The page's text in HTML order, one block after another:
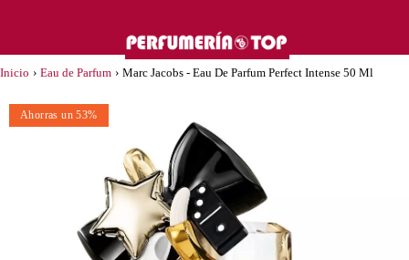
Inicio › Eau de Parfum › Marc Jacobs - Eau De Parfum Perfect Intense 50 Ml
Ahorras un 53%